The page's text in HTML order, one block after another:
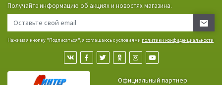
Получайте информацию об акциях и новостях магазина.
Нажимая кнопку "Подписаться", я соглашаюсь с условиями политики конфиденциальности
Официальный партнер